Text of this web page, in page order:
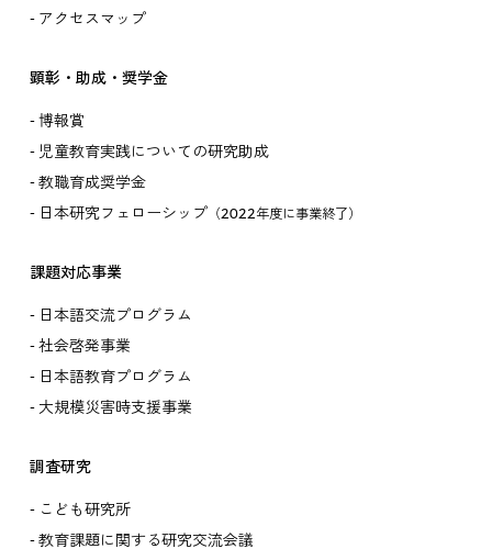
アクセスマップ
顕彰・助成・奨学金
博報賞
児童教育実践についての研究助成
教職育成奨学金
日本研究フェローシップ（2022年度に事業終了）
課題対応事業
日本語交流プログラム
社会啓発事業
日本語教育プログラム
大規模災害時支援事業
調査研究
こども研究所
教育課題に関する研究交流会議